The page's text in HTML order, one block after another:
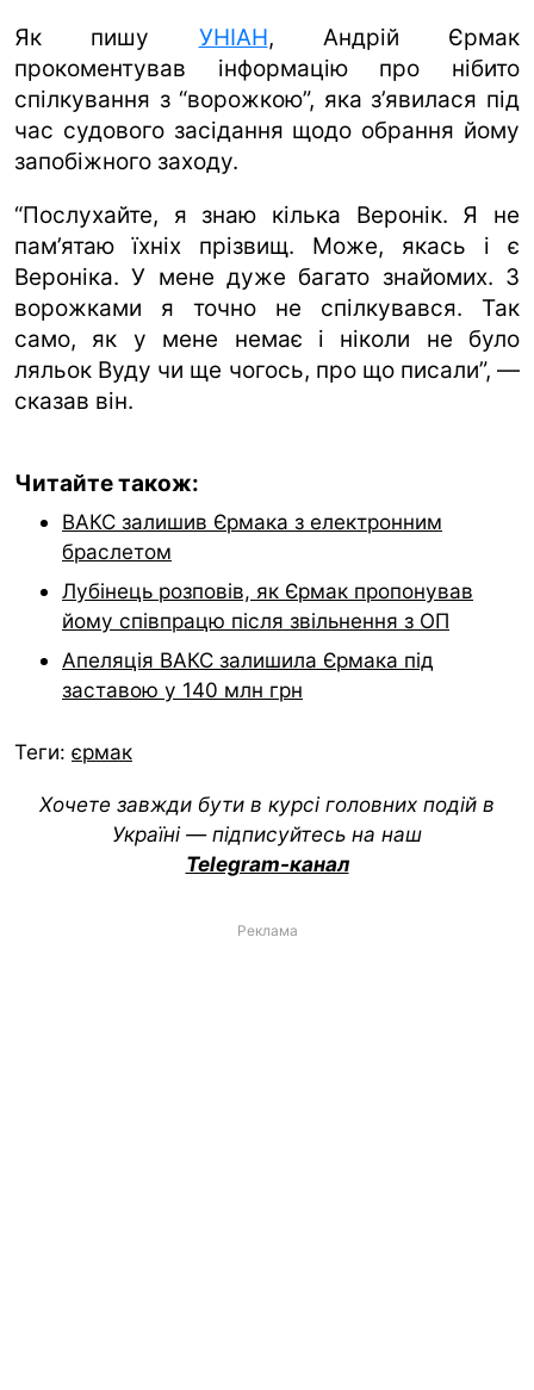
Як пишу УНІАН, Андрій Єрмак
прокоментував інформацію про нібито
спілкування з “ворожкою”, яка з’явилася під
час судового засідання щодо обрання йому
запобіжного заходу.
“Послухайте, я знаю кілька Веронік. Я не
пам’ятаю їхніх прізвищ. Може, якась і є
Вероніка. У мене дуже багато знайомих. З
ворожками я точно не спілкувався. Так
само, як у мене немає і ніколи не було
ляльок Вуду чи ще чогось, про що писали”, —
сказав він.
Читайте також:
ВАКС залишив Єрмака з електронним
браслетом
Лубінець розповів, як Єрмак пропонував
йому співпрацю після звільнення з ОП
Апеляція ВАКС залишила Єрмака під
заставою у 140 млн грн
Теги: єрмак
Хочете завжди бути в курсі головних подій в
Україні — підписуйтесь на наш
Telegram-канал
Реклама